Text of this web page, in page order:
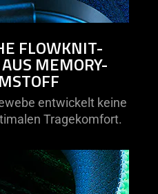
FLOWKNIT-
MEMORY-
entwickelt keine
Tragekomfort.